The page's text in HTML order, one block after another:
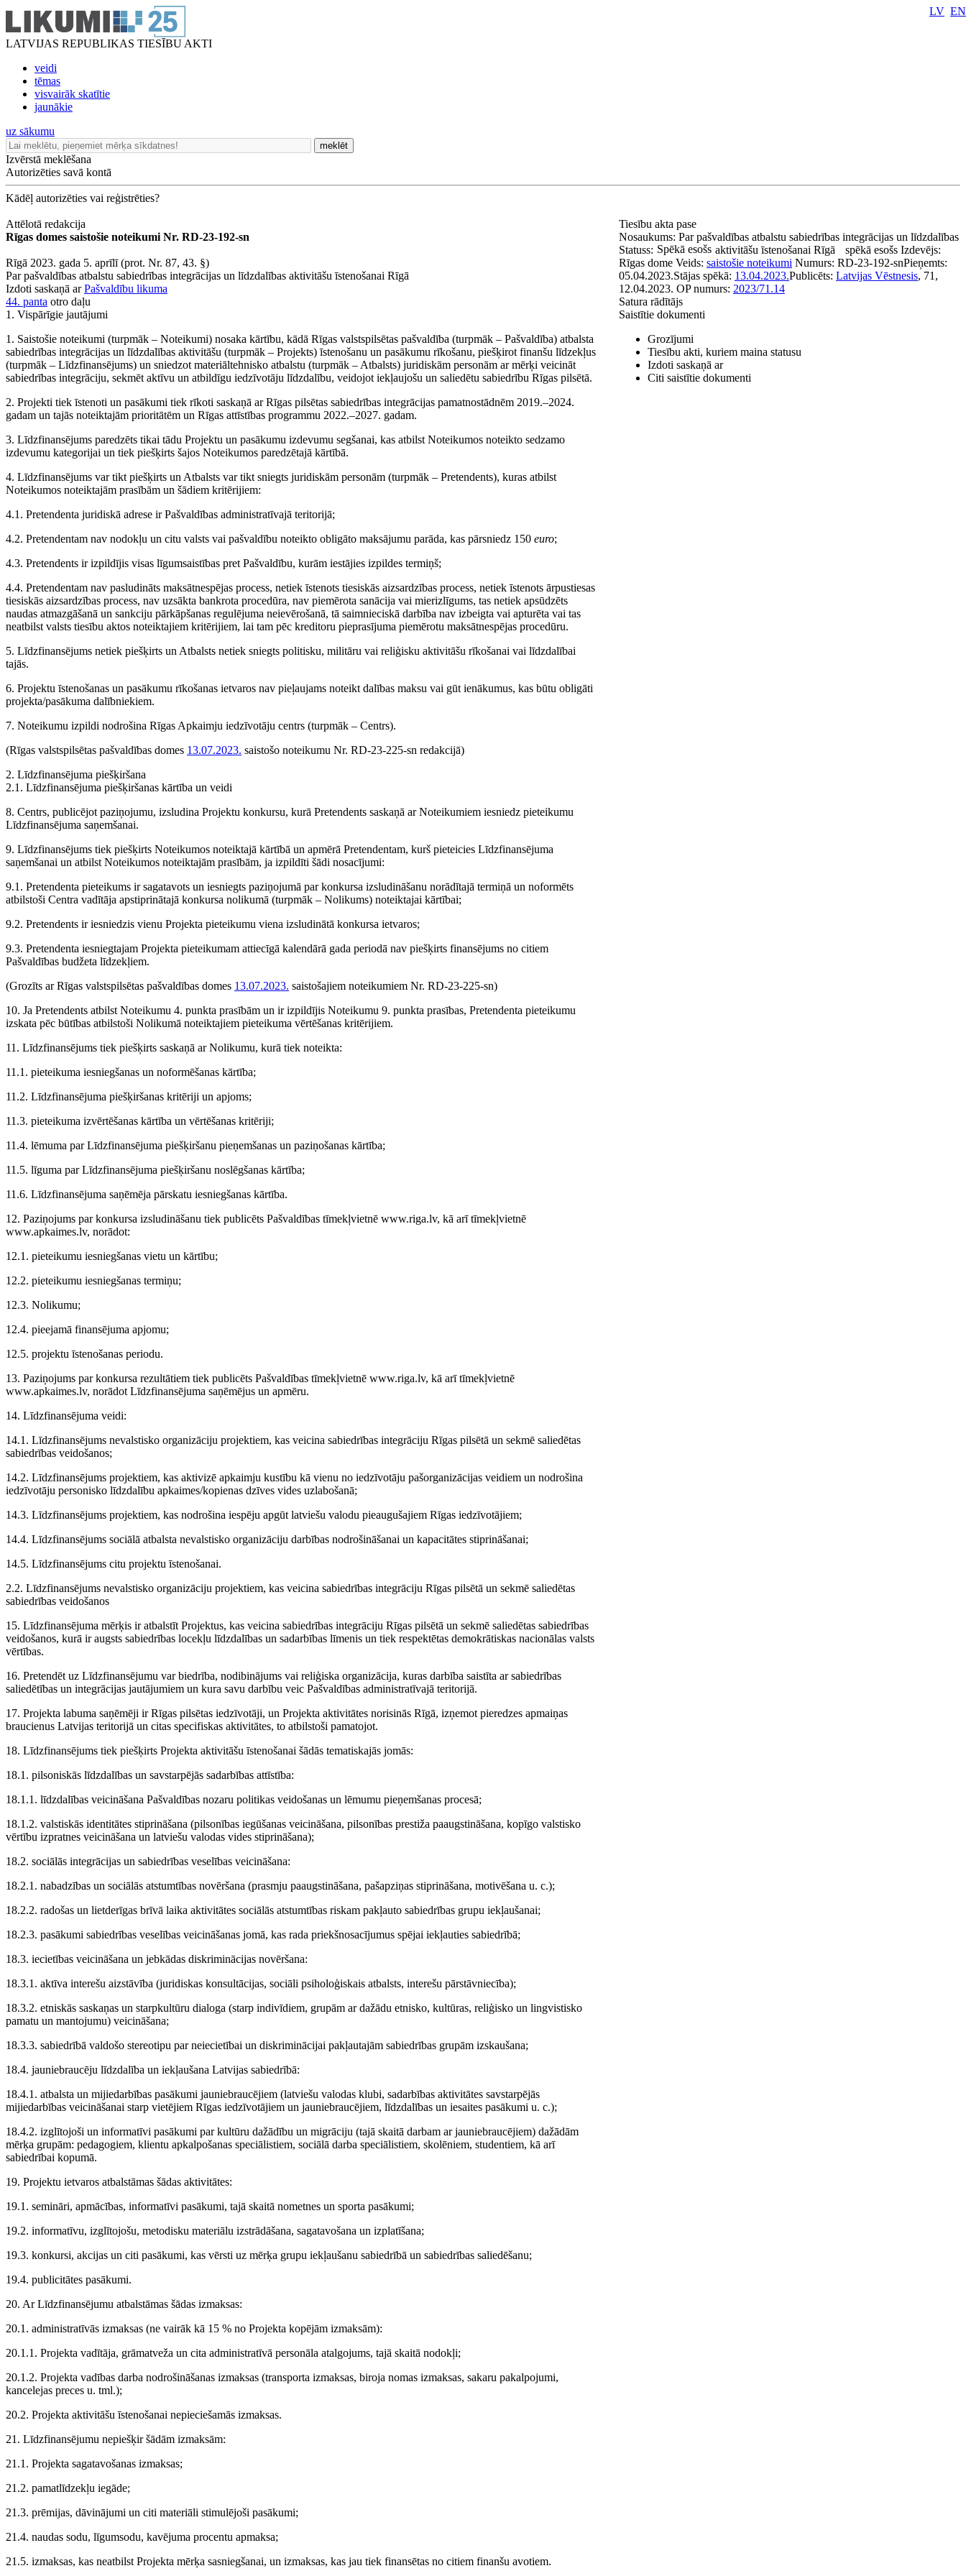
LATVIJAS REPUBLIKAS TIESĪBU AKTI
veidi
tēmas
visvairāk skatītie
jaunākie
LV EN
uz sākumu
meklēt
Izvērstā meklēšana
Autorizēties savā kontā
Kādēļ autorizēties vai reģistrēties?
Attēlotā redakcija
Rīgas domes saistošie noteikumi Nr. RD-23-192-sn
Rīgā 2023. gada 5. aprīlī (prot. Nr. 87, 43. §)
Par pašvaldības atbalstu sabiedrības integrācijas un līdzdalības aktivitāšu īstenošanai Rīgā
Izdoti saskaņā arPašvaldību likuma
44. panta otro daļu
1. Vispārīgie jautājumi
1. Saistošie noteikumi (turpmāk – Noteikumi) nosaka kārtību, kādā Rīgas valstspilsētas pašvaldība (turpmāk – Pašvaldība) atbalsta
sabiedrības integrācijas un līdzdalības aktivitāšu (turpmāk – Projekts) īstenošanu un pasākumu rīkošanu, piešķirot finanšu līdzekļus
(turpmāk – Līdzfinansējums) un sniedzot materiāltehnisko atbalstu (turpmāk – Atbalsts) juridiskām personām ar mērķi veicināt
sabiedrības integrāciju, sekmēt aktīvu un atbildīgu iedzīvotāju līdzdalību, veidojot iekļaujošu un saliedētu sabiedrību Rīgas pilsētā.
2. Projekti tiek īstenoti un pasākumi tiek rīkoti saskaņā ar Rīgas pilsētas sabiedrības integrācijas pamatnostādnēm 2019.–2024.
gadam un tajās noteiktajām prioritātēm un Rīgas attīstības programmu 2022.–2027. gadam.
3. Līdzfinansējums paredzēts tikai tādu Projektu un pasākumu izdevumu segšanai, kas atbilst Noteikumos noteikto sedzamo
izdevumu kategorijai un tiek piešķirts šajos Noteikumos paredzētajā kārtībā.
4. Līdzfinansējums var tikt piešķirts un Atbalsts var tikt sniegts juridiskām personām (turpmāk – Pretendents), kuras atbilst
Noteikumos noteiktajām prasībām un šādiem kritērijiem:
4.1. Pretendenta juridiskā adrese ir Pašvaldības administratīvajā teritorijā;
4.2. Pretendentam nav nodokļu un citu valsts vai pašvaldību noteikto obligāto maksājumu parāda, kas pārsniedz 150 euro;
4.3. Pretendents ir izpildījis visas līgumsaistības pret Pašvaldību, kurām iestājies izpildes termiņš;
4.4. Pretendentam nav pasludināts maksātnespējas process, netiek īstenots tiesiskās aizsardzības process, netiek īstenots ārpustiesas
tiesiskās aizsardzības process, nav uzsākta bankrota procedūra, nav piemērota sanācija vai mierizlīgums, tas netiek apsūdzēts
naudas atmazgāšanā un sankciju pārkāpšanas regulējuma neievērošanā, tā saimnieciskā darbība nav izbeigta vai apturēta vai tas
neatbilst valsts tiesību aktos noteiktajiem kritērijiem, lai tam pēc kreditoru pieprasījuma piemērotu maksātnespējas procedūru.
5. Līdzfinansējums netiek piešķirts un Atbalsts netiek sniegts politisku, militāru vai reliģisku aktivitāšu rīkošanai vai līdzdalībai
tajās.
6. Projektu īstenošanas un pasākumu rīkošanas ietvaros nav pieļaujams noteikt dalības maksu vai gūt ienākumus, kas būtu obligāti
projekta/pasākuma dalībniekiem.
7. Noteikumu izpildi nodrošina Rīgas Apkaimju iedzīvotāju centrs (turpmāk – Centrs).
(Rīgas valstspilsētas pašvaldības domes 13.07.2023. saistošo noteikumu Nr. RD-23-225-sn redakcijā)
2. Līdzfinansējuma piešķiršana
2.1. Līdzfinansējuma piešķiršanas kārtība un veidi
8. Centrs, publicējot paziņojumu, izsludina Projektu konkursu, kurā Pretendents saskaņā ar Noteikumiem iesniedz pieteikumu
Līdzfinansējuma saņemšanai.
9. Līdzfinansējums tiek piešķirts Noteikumos noteiktajā kārtībā un apmērā Pretendentam, kurš pieteicies Līdzfinansējuma
saņemšanai un atbilst Noteikumos noteiktajām prasībām, ja izpildīti šādi nosacījumi:
9.1. Pretendenta pieteikums ir sagatavots un iesniegts paziņojumā par konkursa izsludināšanu norādītajā termiņā un noformēts
atbilstoši Centra vadītāja apstiprinātajā konkursa nolikumā (turpmāk – Nolikums) noteiktajai kārtībai;
9.2. Pretendents ir iesniedzis vienu Projekta pieteikumu viena izsludinātā konkursa ietvaros;
9.3. Pretendenta iesniegtajam Projekta pieteikumam attiecīgā kalendārā gada periodā nav piešķirts finansējums no citiem
Pašvaldības budžeta līdzekļiem.
(Grozīts ar Rīgas valstspilsētas pašvaldības domes 13.07.2023. saistošajiem noteikumiem Nr. RD-23-225-sn)
10. Ja Pretendents atbilst Noteikumu 4. punkta prasībām un ir izpildījis Noteikumu 9. punkta prasības, Pretendenta pieteikumu
izskata pēc būtības atbilstoši Nolikumā noteiktajiem pieteikuma vērtēšanas kritērijiem.
11. Līdzfinansējums tiek piešķirts saskaņā ar Nolikumu, kurā tiek noteikta:
11.1. pieteikuma iesniegšanas un noformēšanas kārtība;
11.2. Līdzfinansējuma piešķiršanas kritēriji un apjoms;
11.3. pieteikuma izvērtēšanas kārtība un vērtēšanas kritēriji;
11.4. lēmuma par Līdzfinansējuma piešķiršanu pieņemšanas un paziņošanas kārtība;
11.5. līguma par Līdzfinansējuma piešķiršanu noslēgšanas kārtība;
11.6. Līdzfinansējuma saņēmēja pārskatu iesniegšanas kārtība.
12. Paziņojums par konkursa izsludināšanu tiek publicēts Pašvaldības tīmekļvietnē www.riga.lv, kā arī tīmekļvietnē
www.apkaimes.lv, norādot:
12.1. pieteikumu iesniegšanas vietu un kārtību;
12.2. pieteikumu iesniegšanas termiņu;
12.3. Nolikumu;
12.4. pieejamā finansējuma apjomu;
12.5. projektu īstenošanas periodu.
13. Paziņojums par konkursa rezultātiem tiek publicēts Pašvaldības tīmekļvietnē www.riga.lv, kā arī tīmekļvietnē
www.apkaimes.lv, norādot Līdzfinansējuma saņēmējus un apmēru.
14. Līdzfinansējuma veidi:
14.1. Līdzfinansējums nevalstisko organizāciju projektiem, kas veicina sabiedrības integrāciju Rīgas pilsētā un sekmē saliedētas
sabiedrības veidošanos;
14.2. Līdzfinansējums projektiem, kas aktivizē apkaimju kustību kā vienu no iedzīvotāju pašorganizācijas veidiem un nodrošina
iedzīvotāju personisko līdzdalību apkaimes/kopienas dzīves vides uzlabošanā;
14.3. Līdzfinansējums projektiem, kas nodrošina iespēju apgūt latviešu valodu pieaugušajiem Rīgas iedzīvotājiem;
14.4. Līdzfinansējums sociālā atbalsta nevalstisko organizāciju darbības nodrošināšanai un kapacitātes stiprināšanai;
14.5. Līdzfinansējums citu projektu īstenošanai.
2.2. Līdzfinansējums nevalstisko organizāciju projektiem, kas veicina sabiedrības integrāciju Rīgas pilsētā un sekmē saliedētas
sabiedrības veidošanos
15. Līdzfinansējuma mērķis ir atbalstīt Projektus, kas veicina sabiedrības integrāciju Rīgas pilsētā un sekmē saliedētas sabiedrības
veidošanos, kurā ir augsts sabiedrības locekļu līdzdalības un sadarbības līmenis un tiek respektētas demokrātiskas nacionālas valsts
vērtības.
16. Pretendēt uz Līdzfinansējumu var biedrība, nodibinājums vai reliģiska organizācija, kuras darbība saistīta ar sabiedrības
saliedētības un integrācijas jautājumiem un kura savu darbību veic Pašvaldības administratīvajā teritorijā.
17. Projekta labuma saņēmēji ir Rīgas pilsētas iedzīvotāji, un Projekta aktivitātes norisinās Rīgā, izņemot pieredzes apmaiņas
braucienus Latvijas teritorijā un citas specifiskas aktivitātes, to atbilstoši pamatojot.
18. Līdzfinansējums tiek piešķirts Projekta aktivitāšu īstenošanai šādās tematiskajās jomās:
18.1. pilsoniskās līdzdalības un savstarpējās sadarbības attīstība:
18.1.1. līdzdalības veicināšana Pašvaldības nozaru politikas veidošanas un lēmumu pieņemšanas procesā;
18.1.2. valstiskās identitātes stiprināšana (pilsonības iegūšanas veicināšana, pilsonības prestiža paaugstināšana, kopīgo valstisko
vērtību izpratnes veicināšana un latviešu valodas vides stiprināšana);
18.2. sociālās integrācijas un sabiedrības veselības veicināšana:
18.2.1. nabadzības un sociālās atstumtības novēršana (prasmju paaugstināšana, pašapziņas stiprināšana, motivēšana u. c.);
18.2.2. radošas un lietderīgas brīvā laika aktivitātes sociālās atstumtības riskam pakļauto sabiedrības grupu iekļaušanai;
18.2.3. pasākumi sabiedrības veselības veicināšanas jomā, kas rada priekšnosacījumus spējai iekļauties sabiedrībā;
18.3. iecietības veicināšana un jebkādas diskriminācijas novēršana:
18.3.1. aktīva interešu aizstāvība (juridiskas konsultācijas, sociāli psiholoģiskais atbalsts, interešu pārstāvniecība);
18.3.2. etniskās saskaņas un starpkultūru dialoga (starp indivīdiem, grupām ar dažādu etnisko, kultūras, reliģisko un lingvistisko
pamatu un mantojumu) veicināšana;
18.3.3. sabiedrībā valdošo stereotipu par neiecietībai un diskriminācijai pakļautajām sabiedrības grupām izskaušana;
18.4. jauniebraucēju līdzdalība un iekļaušana Latvijas sabiedrībā:
18.4.1. atbalsta un mijiedarbības pasākumi jauniebraucējiem (latviešu valodas klubi, sadarbības aktivitātes savstarpējās
mijiedarbības veicināšanai starp vietējiem Rīgas iedzīvotājiem un jauniebraucējiem, līdzdalības un iesaites pasākumi u. c.);
18.4.2. izglītojoši un informatīvi pasākumi par kultūru dažādību un migrāciju (tajā skaitā darbam ar jauniebraucējiem) dažādām
mērķa grupām: pedagogiem, klientu apkalpošanas speciālistiem, sociālā darba speciālistiem, skolēniem, studentiem, kā arī
sabiedrībai kopumā.
19. Projektu ietvaros atbalstāmas šādas aktivitātes:
19.1. semināri, apmācības, informatīvi pasākumi, tajā skaitā nometnes un sporta pasākumi;
19.2. informatīvu, izglītojošu, metodisku materiālu izstrādāšana, sagatavošana un izplatīšana;
19.3. konkursi, akcijas un citi pasākumi, kas vērsti uz mērķa grupu iekļaušanu sabiedrībā un sabiedrības saliedēšanu;
19.4. publicitātes pasākumi.
20. Ar Līdzfinansējumu atbalstāmas šādas izmaksas:
20.1. administratīvās izmaksas (ne vairāk kā 15 % no Projekta kopējām izmaksām):
20.1.1. Projekta vadītāja, grāmatveža un cita administratīvā personāla atalgojums, tajā skaitā nodokļi;
20.1.2. Projekta vadības darba nodrošināšanas izmaksas (transporta izmaksas, biroja nomas izmaksas, sakaru pakalpojumi,
kancelejas preces u. tml.);
20.2. Projekta aktivitāšu īstenošanai nepieciešamās izmaksas.
21. Līdzfinansējumu nepiešķir šādām izmaksām:
21.1. Projekta sagatavošanas izmaksas;
21.2. pamatlīdzekļu iegāde;
21.3. prēmijas, dāvinājumi un citi materiāli stimulējoši pasākumi;
21.4. naudas sodu, līgumsodu, kavējuma procentu apmaksa;
21.5. izmaksas, kas neatbilst Projekta mērķa sasniegšanai, un izmaksas, kas jau tiek finansētas no citiem finanšu avotiem.
Tiesību akta pase
Nosaukums: Par pašvaldības atbalstu sabiedrības integrācijas un līdzdalības
aktivitāšu īstenošanai Rīgā
Statuss: Spēkā esošs spēkā esošs Izdevējs:
Rīgas dome Veids: saistošie noteikumi Numurs: RD-23-192-snPieņemts:
05.04.2023.Stājas spēkā: 13.04.2023.Publicēts: Latvijas Vēstnesis, 71,
12.04.2023. OP numurs: 2023/71.14
Satura rādītājs
Saistītie dokumenti
Grozījumi
Tiesību akti, kuriem maina statusu
Izdoti saskaņā ar
Citi saistītie dokumenti